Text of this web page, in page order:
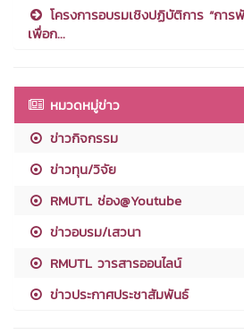
โครงการอบรมเชิงปฏิบัติการ “กา
เพื่อก...
หมวดหมู่ข่าว
ข่าวกิจกรรม
ข่าวทุน/วิจัย
RMUTL ช่อง@Youtube
ข่าวอบรม/เสวนา
RMUTL วารสารออนไลน์
ข่าวประกาศประชาสัมพันธ์